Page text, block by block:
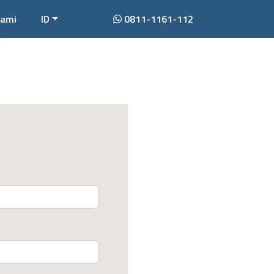
ID 0811-1161-112